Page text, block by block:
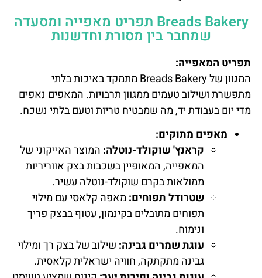
Breads Bakery תפריט מאפייה ומסעדה
שמחבר בין מסורת וחדשנות
תפריט המאפייה:
המגוון של Breads Bakery מתמקד באיכות בלתי
מתפשרת ושילוב טעמים ממגוון תרבויות. המאפים נאפים
מדי יום בעבודת יד, מה שמבטיח טריות וטעם בלתי נשכח.
מאפים מתוקים:
קראנץ' שוקולד-נוטלה: המוצר האייקוני של
המאפייה, המאופיין בשכבות בצק אווריריות
ממולאות בקרם שוקולד-נוטלה עשיר.
שטרודל תפוחים: מאפה קלאסי עם מילוי
תפוחים מתובלים בקינמון, עטוף בבצק פריך
ונימוח.
עוגת שמרים גבינה: שילוב של בצק רך ומילוי
גבינה מתקתקה, חוויה ישראלית קלאסית.